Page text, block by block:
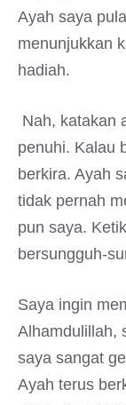
Ayah saya
menunjukkan
hadiah.
Nah, katakan
penuhi. Kalau
berkira. Ayah
tidak pernah
pun saya.
bersungguh-
Saya ingin
Alhamdulillah,
saya sangat
Ayah terus